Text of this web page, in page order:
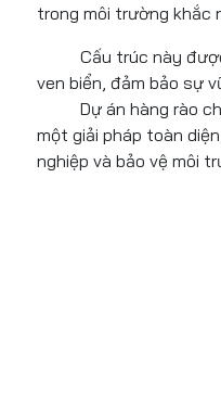
trong môi trường khắc
Cấu trúc này được
ven biển, đảm bảo sự
Dự án hàng rào
một giải pháp toàn
nghiệp và bảo vệ môi